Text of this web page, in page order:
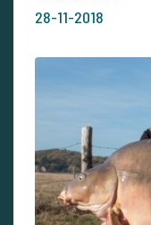
28-11-2018